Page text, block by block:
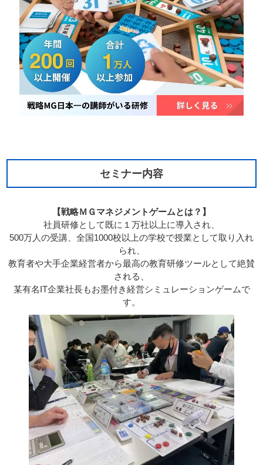
セミナー内容
【戦略ＭＧマネジメントゲームとは？】
社員研修として既に１万社以上に導入され、
500万人の受講、全国1000校以上の学校で授業として取り入れ
られ、
教育者や大手企業経営者から最高の教育研修ツールとして絶賛
される、
某有名IT企業社長もお墨付き経営シミュレーションゲームで
す。